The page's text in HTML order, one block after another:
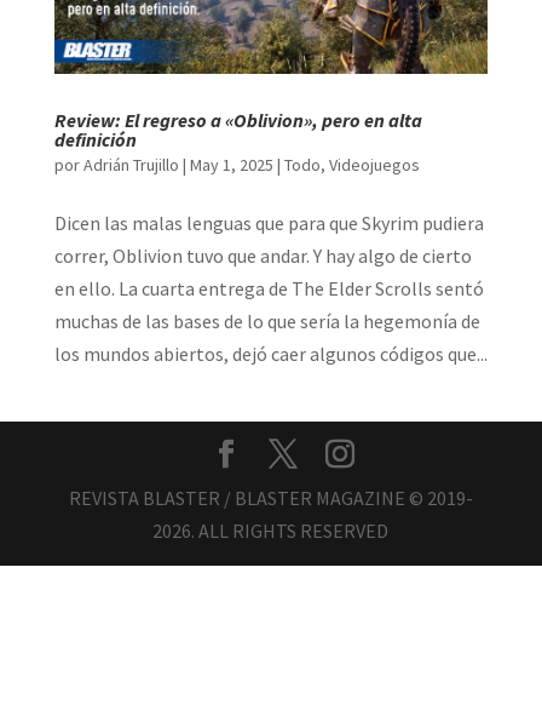
Review: El regreso a «Oblivion», pero en alta
definición
porAdrián Trujillo | May 1, 2025 | Todo, Videojuegos
Dicen las malas lenguas que para que Skyrim pudiera
correr, Oblivion tuvo que andar. Y hay algo de cierto
en ello. La cuarta entrega de The Elder Scrolls sentó
muchas de las bases de lo que sería la hegemonía de
los mundos abiertos, dejó caer algunos códigos que...
REVISTA BLASTER / BLASTER MAGAZINE © 2019-
2026. ALL RIGHTS RESERVED